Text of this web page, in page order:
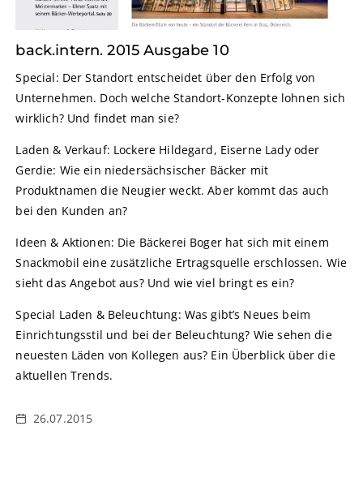
back.intern. 2015 Ausgabe 10
Special: Der Standort entscheidet über den Erfolg von
Unternehmen. Doch welche Standort-Konzepte lohnen sich
wirklich? Und findet man sie?
Laden & Verkauf: Lockere Hildegard, Eiserne Lady oder
Gerdie: Wie ein niedersächsischer Bäcker mit
Produktnamen die Neugier weckt. Aber kommt das auch
bei den Kunden an?
Ideen & Aktionen: Die Bäckerei Boger hat sich mit einem
Snackmobil eine zusätzliche Ertragsquelle erschlossen. Wie
sieht das Angebot aus? Und wie viel bringt es ein?
Special Laden & Beleuchtung: Was gibt’s Neues beim
Einrichtungsstil und bei der Beleuchtung? Wie sehen die
neuesten Läden von Kollegen aus? Ein Überblick über die
aktuellen Trends.
26.07.2015